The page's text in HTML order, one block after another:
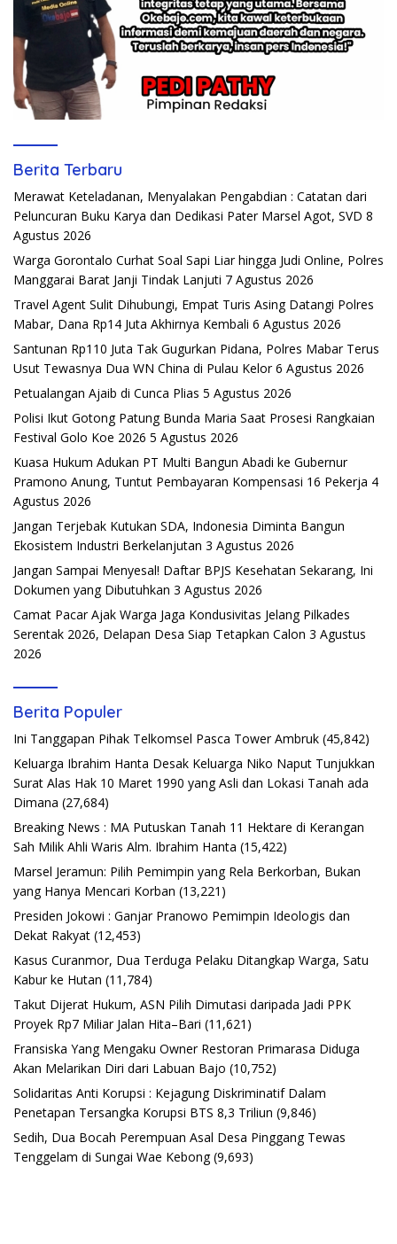
Berita Terbaru
Merawat Keteladanan, Menyalakan Pengabdian : Catatan dari
Peluncuran Buku Karya dan Dedikasi Pater Marsel Agot, SVD 8
Agustus 2026
Warga Gorontalo Curhat Soal Sapi Liar hingga Judi Online, Polres
Manggarai Barat Janji Tindak Lanjuti 7 Agustus 2026
Travel Agent Sulit Dihubungi, Empat Turis Asing Datangi Polres
Mabar, Dana Rp14 Juta Akhirnya Kembali 6 Agustus 2026
Santunan Rp110 Juta Tak Gugurkan Pidana, Polres Mabar Terus
Usut Tewasnya Dua WN China di Pulau Kelor 6 Agustus 2026
Petualangan Ajaib di Cunca Plias 5 Agustus 2026
Polisi Ikut Gotong Patung Bunda Maria Saat Prosesi Rangkaian
Festival Golo Koe 2026 5 Agustus 2026
Kuasa Hukum Adukan PT Multi Bangun Abadi ke Gubernur
Pramono Anung, Tuntut Pembayaran Kompensasi 16 Pekerja 4
Agustus 2026
Jangan Terjebak Kutukan SDA, Indonesia Diminta Bangun
Ekosistem Industri Berkelanjutan 3 Agustus 2026
Jangan Sampai Menyesal! Daftar BPJS Kesehatan Sekarang, Ini
Dokumen yang Dibutuhkan 3 Agustus 2026
Camat Pacar Ajak Warga Jaga Kondusivitas Jelang Pilkades
Serentak 2026, Delapan Desa Siap Tetapkan Calon 3 Agustus
2026
Berita Populer
Ini Tanggapan Pihak Telkomsel Pasca Tower Ambruk (45,842)
Keluarga Ibrahim Hanta Desak Keluarga Niko Naput Tunjukkan
Surat Alas Hak 10 Maret 1990 yang Asli dan Lokasi Tanah ada
Dimana (27,684)
Breaking News : MA Putuskan Tanah 11 Hektare di Kerangan
Sah Milik Ahli Waris Alm. Ibrahim Hanta (15,422)
Marsel Jeramun: Pilih Pemimpin yang Rela Berkorban, Bukan
yang Hanya Mencari Korban (13,221)
Presiden Jokowi : Ganjar Pranowo Pemimpin Ideologis dan
Dekat Rakyat (12,453)
Kasus Curanmor, Dua Terduga Pelaku Ditangkap Warga, Satu
Kabur ke Hutan (11,784)
Takut Dijerat Hukum, ASN Pilih Dimutasi daripada Jadi PPK
Proyek Rp7 Miliar Jalan Hita–Bari (11,621)
Fransiska Yang Mengaku Owner Restoran Primarasa Diduga
Akan Melarikan Diri dari Labuan Bajo (10,752)
Solidaritas Anti Korupsi : Kejagung Diskriminatif Dalam
Penetapan Tersangka Korupsi BTS 8,3 Triliun (9,846)
Sedih, Dua Bocah Perempuan Asal Desa Pinggang Tewas
Tenggelam di Sungai Wae Kebong (9,693)